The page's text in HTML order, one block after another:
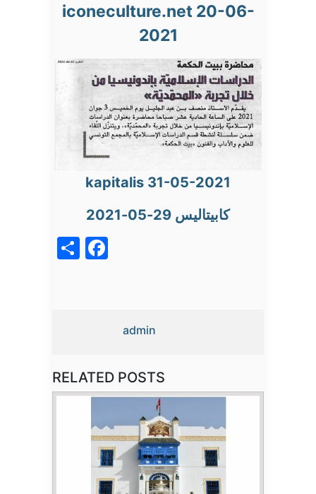
iconeculture.net 20-06-
2021
kapitalis 31-05-2021
كابيتاليس 29-05-2021
admin
RELATED POSTS